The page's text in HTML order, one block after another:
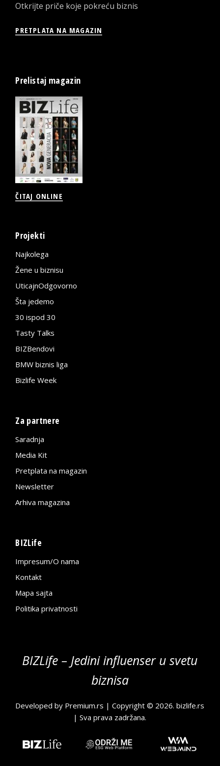
Otkrijte priče koje pokreću biznis
PRETPLATA NA MAGAZIN
Prelistaj magazin
ČITAJ ONLINE
Projekti
Najkolega
Žene u biznisu
UticajnOdgovorno
Šta jedemo
30 ispod 30
Tasty Talks
BIZBendovi
BMW biznis liga
Bizlife Week
Za partnere
Saradnja
Media Kit
Pretplata na magazin
Newsletter
Arhiva magazina
BIZLife
Impresum/O nama
Kontakt
Mapa sajta
Politika privatnosti
BIZLife – Jedini influenser u svetu
biznisa
Developed by Premium.rs | Copyright © 2026.bizlife.rs
| Sva prava zadržana.